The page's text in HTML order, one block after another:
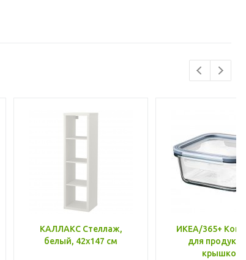
КАЛЛАКС Стеллаж,
белый, 42x147 см
ИКЕА/365+
для
крышкой,